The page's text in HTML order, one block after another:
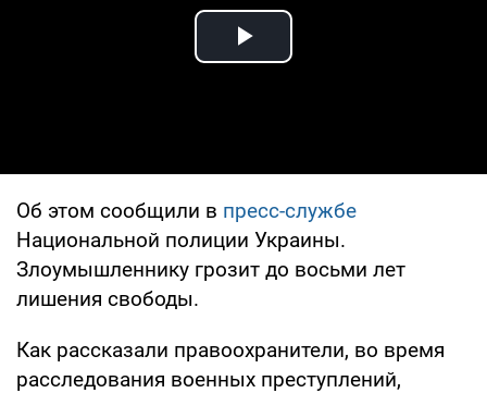
Play Video
Об этом сообщили в пресс-службе
Национальной полиции Украины.
Злоумышленнику грозит до восьми лет
лишения свободы.
Как рассказали правоохранители, во время
расследования военных преступлений,